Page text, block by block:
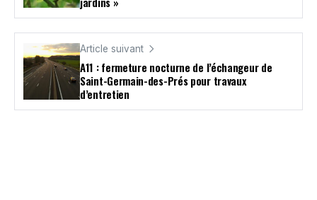
Article suivant
A11 : fermeture nocturne de l’échangeur de
Saint-Germain-des-Prés pour travaux
d’entretien